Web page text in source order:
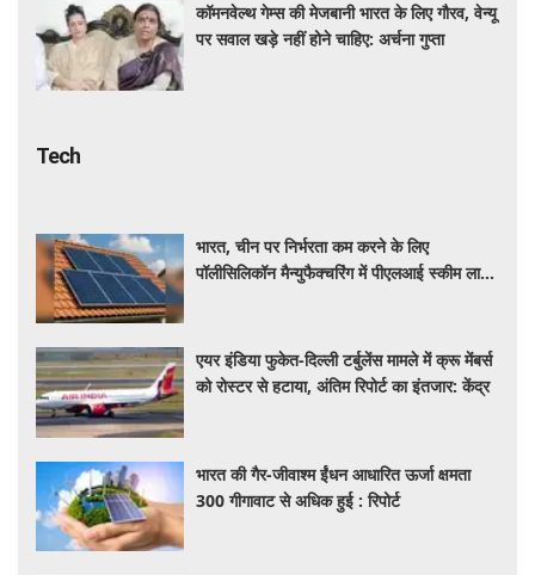
कॉमनवेल्थ गेम्स की मेजबानी भारत के लिए गौरव, वेन्यू
पर सवाल खड़े नहीं होने चाहिए: अर्चना गुप्ता
Tech
भारत, चीन पर निर्भरता कम करने के लिए
पॉलीसिलिकॉन मैन्युफैक्चरिंग में पीएलआई स्कीम लाने
एयर इंडिया फुकेत-दिल्ली टर्बुलेंस मामले में क्रू मेंबर्स
को रोस्टर से हटाया, अंतिम रिपोर्ट का इंतजार: केंद्र
भारत की गैर-जीवाश्म ईंधन आधारित ऊर्जा क्षमता
300 गीगावाट से अधिक हुई : रिपोर्ट